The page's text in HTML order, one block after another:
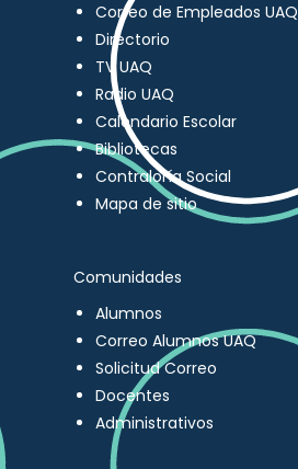
Correo de Empleados UAQ
Directorio
TV UAQ
Radio UAQ
Calendario Escolar
Bibliotecas
Contraloría Social
Mapa de sitio
Comunidades
Alumnos
Correo Alumnos UAQ
Solicitud Correo
Docentes
Administrativos